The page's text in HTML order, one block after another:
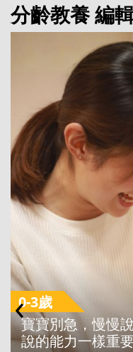
分齡教養 編
0-3歲
寶寶別急，慢慢
說的能力一樣重要
‹